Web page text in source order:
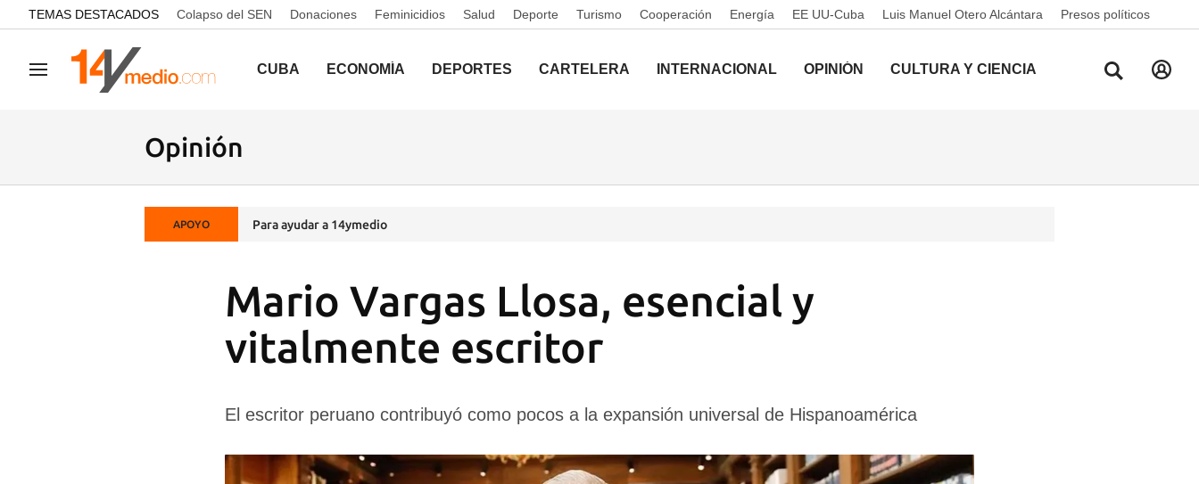
common.go-to-content
TEMAS DESTACADOS Colapso del SEN Donaciones Feminicidios Salud Deporte Turismo Cooperación Energía EE UU-Cuba Luis Manuel Otero Alcántara Presos políticos
Navegación CUBA ECONOMÍA DEPORTES CARTELERA INTERNACIONAL OPINIÓN CULTURA Y CIENCIA
Opinión
APOYO Para ayudar a 14ymedio
Mario Vargas Llosa, esencial y
vitalmente escritor
El escritor peruano contribuyó como pocos a la expansión universal de Hispanoamérica